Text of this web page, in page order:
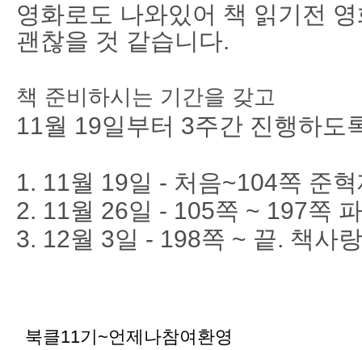
영화로도 나와있어 책 읽기전
괜찮을 것 같습니다.
책 준비하시는 기간을 갖고
11월 19일부터 3주간 진행하도
1. 11월 19일 - 처음~104쪽 준
2. 11월 26일 - 105쪽 ~ 197쪽
3. 12월 3일 - 198쪽 ~ 끝. 책사
북클11기~언제나참여환영